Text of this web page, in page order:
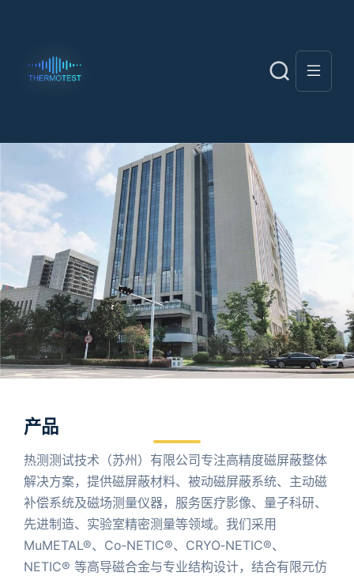
产品
热测测试技术（苏州）有限公司专注高精度磁屏蔽整体
解决方案，提供磁屏蔽材料、被动磁屏蔽系统、主动磁
补偿系统及磁场测量仪器，服务医疗影像、量子科研、
先进制造、实验室精密测量等领域。我们采用
MuMETAL®、Co‑NETIC®、CRYO‑NETIC®、
NETIC® 等高导磁合金与专业结构设计，结合有限元仿